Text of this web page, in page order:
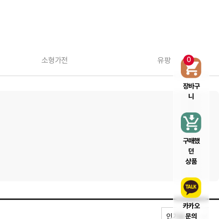
소형가전 유팡 0
장바구
니
구매했
던
상품
카카오
문의